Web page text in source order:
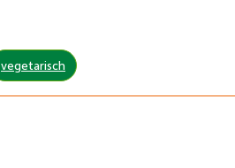
vegetarisch